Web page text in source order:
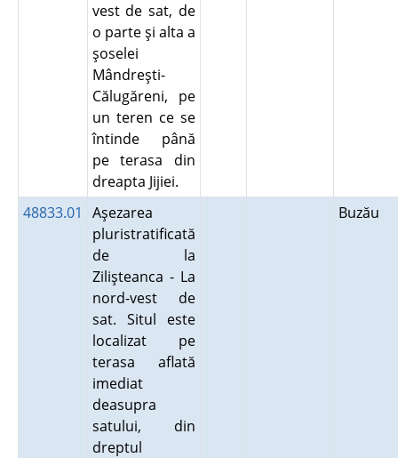
vest de sat, de
o parte şi alta a
şoselei
Mândreşti-
Călugăreni, pe
un teren ce se
întinde până
pe terasa din
dreapta Jijiei.
48833.01
Aşezarea
pluristratificată
de la
Zilişteanca - La
nord-vest de
sat. Situl este
localizat pe
terasa aflată
imediat
deasupra
satului, din
dreptul
Buzău